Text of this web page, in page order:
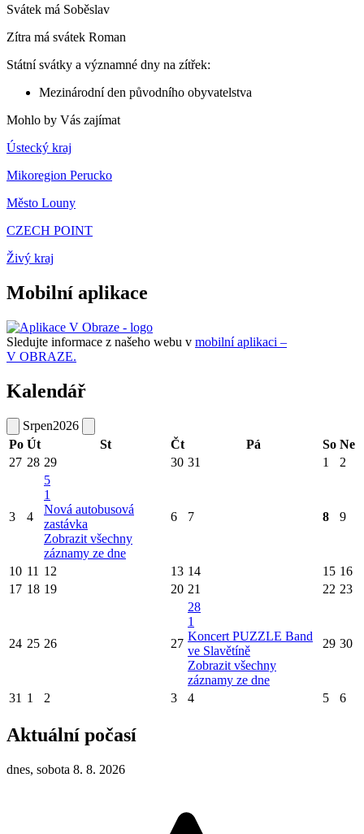
Svátek má Soběslav
Zítra má svátek Roman
Státní svátky a významné dny na zítřek:
Mezinárodní den původního obyvatelstva
Mohlo by Vás zajímat
Ústecký kraj
Mikoregion Perucko
Město Louny
CZECH POINT
Živý kraj
Mobilní aplikace
Sledujte informace z našeho webu v mobilní aplikaci –
V OBRAZE.
Kalendář
Srpen2026
Po Út St Čt Pá So Ne
27 28 29 30 31 1 2
3 4
5
1
Nová autobusová
zastávka
Zobrazit všechny
záznamy ze dne
6 7 8 9
10 11 12 13 14 15 16
17 18 19 20 21 22 23
24 25 26 27
28
1
Koncert PUZZLE Band
ve Slavětíně
Zobrazit všechny
záznamy ze dne
29 30
31 1 2 3 4 5 6
Aktuální počasí
dnes, sobota 8. 8. 2026